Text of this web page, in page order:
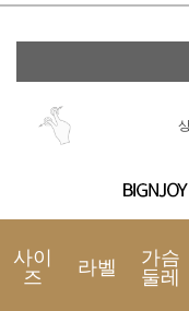
사이
즈
라벨
가슴
둘레